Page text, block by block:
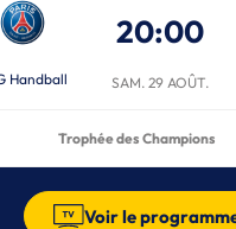
Handball
20:00
SAM. 29 AOÛT.
Trophée des Champions
Voir le